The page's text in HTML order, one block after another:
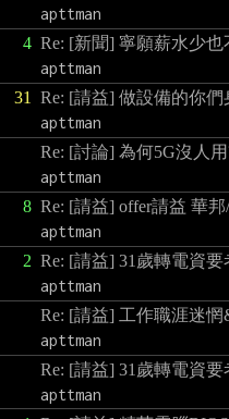
apttman
4 Re: [新聞] 寧願薪水少
apttman
31 Re: [請益] 做設備的你們
apttman
Re: [討論] 為何5G沒人
apttman
8 Re: [請益] offer請益 華
apttman
2 Re: [請益] 31歲轉電資
apttman
Re: [請益] 工作職涯迷
apttman
Re: [請益] 31歲轉電資
apttman